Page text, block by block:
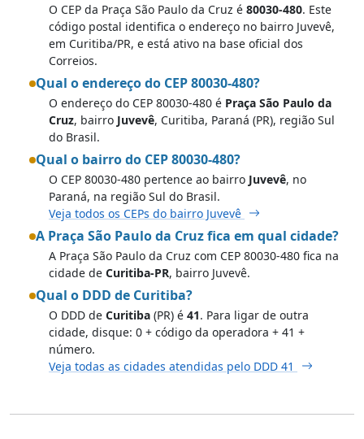
O CEP da Praça São Paulo da Cruz é 80030-480. Este
código postal identifica o endereço no bairro Juvevê,
em Curitiba/PR, e está ativo na base oficial dos
Correios.
Qual o endereço do CEP 80030-480?
O endereço do CEP 80030-480 é Praça São Paulo da
Cruz, bairro Juvevê, Curitiba, Paraná (PR), região Sul
do Brasil.
Qual o bairro do CEP 80030-480?
O CEP 80030-480 pertence ao bairro Juvevê, no
Paraná, na região Sul do Brasil.
Veja todos os CEPs do bairro Juvevê
A Praça São Paulo da Cruz fica em qual cidade?
A Praça São Paulo da Cruz com CEP 80030-480 fica na
cidade de Curitiba-PR, bairro Juvevê.
Qual o DDD de Curitiba?
O DDD de Curitiba (PR) é 41. Para ligar de outra
cidade, disque: 0 + código da operadora + 41 +
número.
Veja todas as cidades atendidas pelo DDD 41